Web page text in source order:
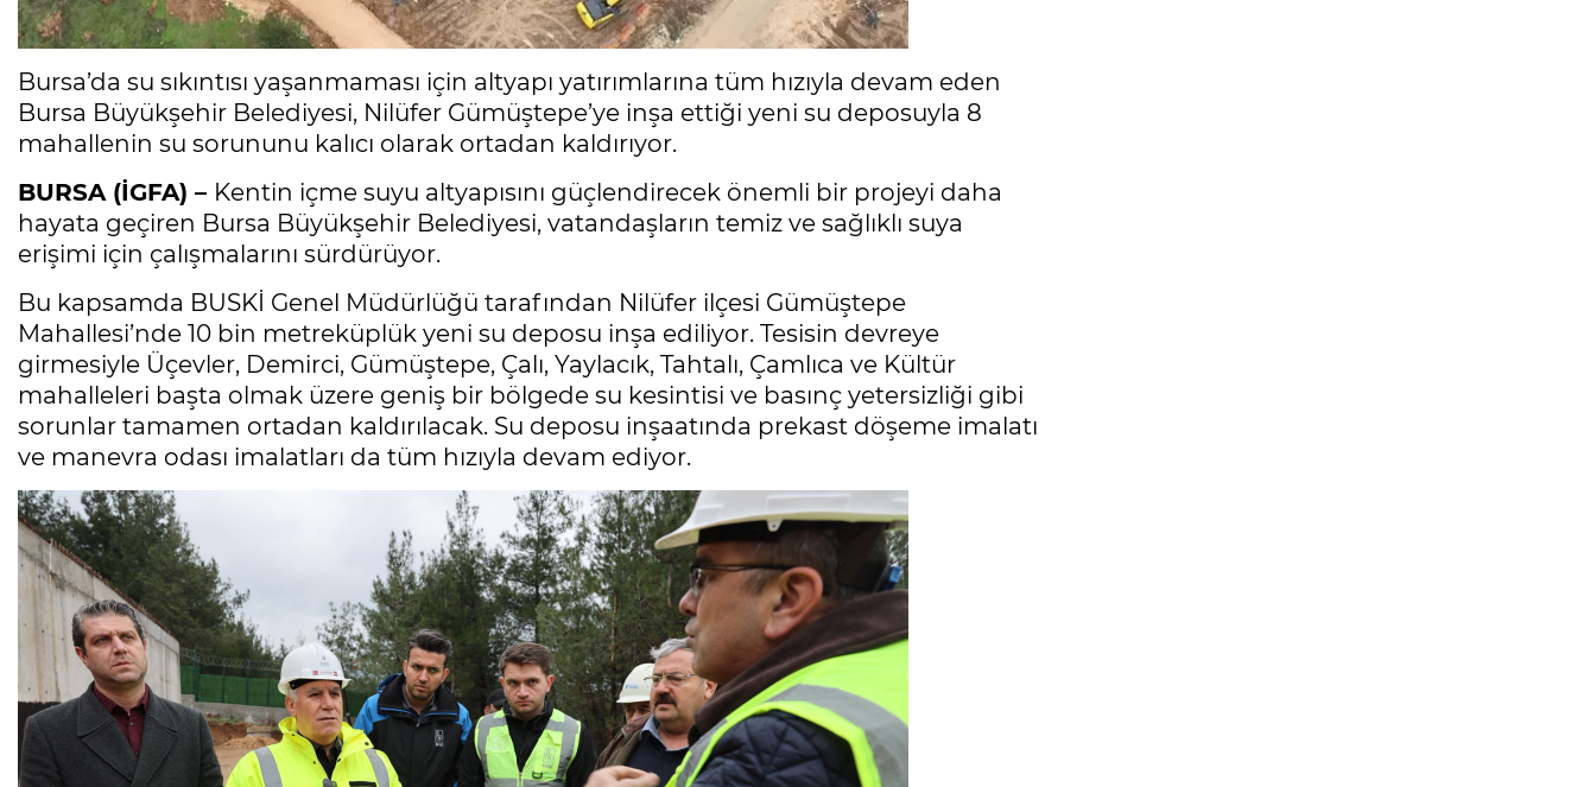
Bursa’da su sıkıntısı yaşanmaması için altyapı yatırımlarına tüm hızıyla devam eden
Bursa Büyükşehir Belediyesi, Nilüfer Gümüştepe’ye inşa ettiği yeni su deposuyla 8
mahallenin su sorununu kalıcı olarak ortadan kaldırıyor.
BURSA (İGFA) – Kentin içme suyu altyapısını güçlendirecek önemli bir projeyi daha
hayata geçiren Bursa Büyükşehir Belediyesi, vatandaşların temiz ve sağlıklı suya
erişimi için çalışmalarını sürdürüyor.
Bu kapsamda BUSKİ Genel Müdürlüğü tarafından Nilüfer ilçesi Gümüştepe
Mahallesi’nde 10 bin metreküplük yeni su deposu inşa ediliyor. Tesisin devreye
girmesiyle Üçevler, Demirci, Gümüştepe, Çalı, Yaylacık, Tahtalı, Çamlıca ve Kültür
mahalleleri başta olmak üzere geniş bir bölgede su kesintisi ve basınç yetersizliği gibi
sorunlar tamamen ortadan kaldırılacak. Su deposu inşaatında prekast döşeme imalatı
ve manevra odası imalatları da tüm hızıyla devam ediyor.